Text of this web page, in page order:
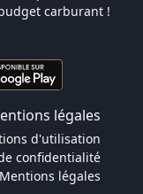
carburant !
légales
d'utilisation
confidentialité
Mentions légales